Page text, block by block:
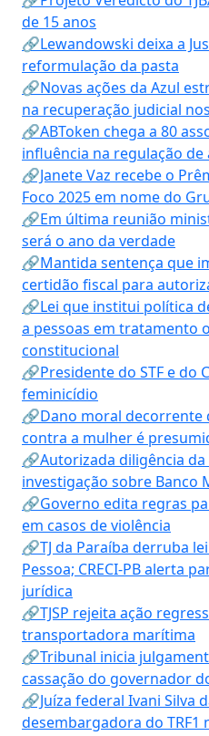
de 15 anos
🔗Lewandowski deixa a
reformulação da pasta
🔗Novas ações da Azul
na recuperação judicial
🔗ABToken chega a 80
influência na regulação
🔗Janete Vaz recebe o
Foco 2025 em nome do
🔗Em última reunião
será o ano da verdade
🔗Mantida sentença que
certidão fiscal para
🔗Lei que institui política
a pessoas em tratamento
constitucional
🔗Presidente do STF e do
feminicídio
🔗Dano moral decorrente
contra a mulher é
🔗Autorizada diligência da
investigação sobre Banco
🔗Governo edita regras
em casos de violência
🔗TJ da Paraíba derruba
Pessoa; CRECI-PB alerta
jurídica
🔗TJSP rejeita ação
transportadora marítima
🔗Tribunal inicia
cassação do governador
🔗Juíza federal Ivani Silva
desembargadora do TRF1